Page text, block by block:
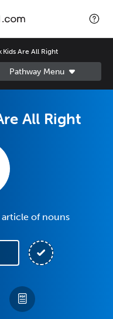
Kids Are All Right
All Right
of nouns